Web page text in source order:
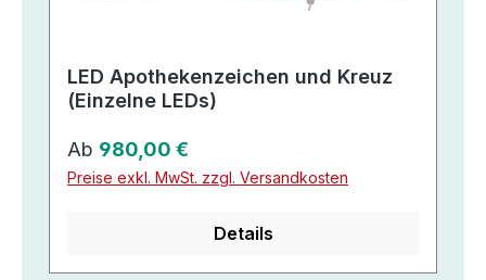
LED Apothekenzeichen und Kreuz
(Einzelne LEDs)
Regulärer Preis:
Ab 980,00 €
Preise exkl. MwSt. zzgl. Versandkosten
Details